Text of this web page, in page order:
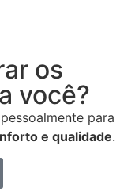
os
você?
para
e qualidade.